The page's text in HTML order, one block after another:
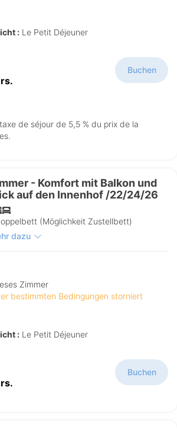
: Le Petit Déjeuner
Buchen
de séjour de 5,5 % du prix de la
- Komfort mit Balkon und
auf den Innenhof /22/24/26
(Möglichkeit Zustellbett)
dazu
Zimmer
bestimmten Bedingungen storniert
: Le Petit Déjeuner
Buchen